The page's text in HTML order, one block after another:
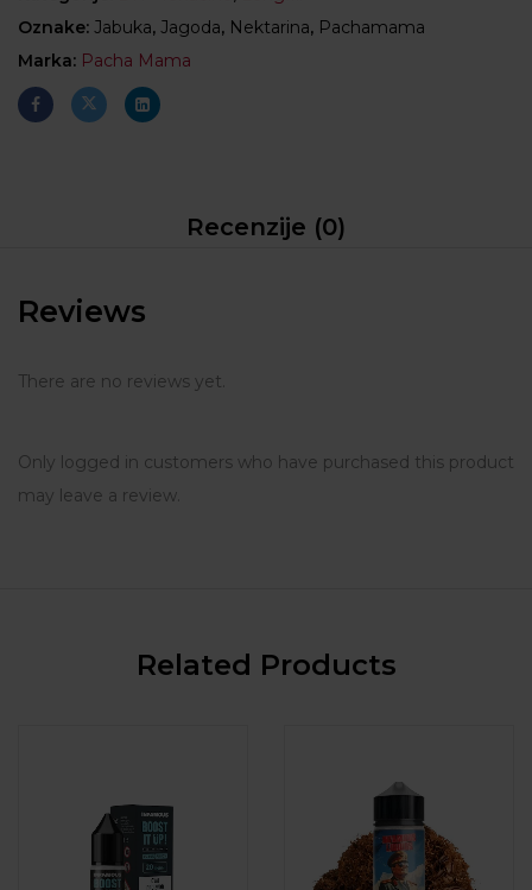
Oznake: Jabuka, Jagoda, Nektarina, Pachamama
Marka: Pacha Mama
Recenzije (0)
Reviews
There are no reviews yet.
Only logged in customers who have purchased this product
may leave a review.
Related Products